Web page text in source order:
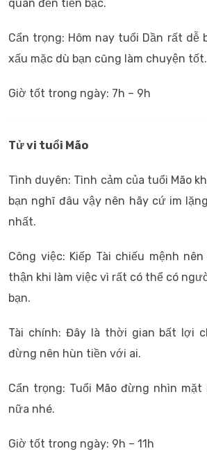
quan đến tiền bạc.
Cẩn trọng: Hôm nay tuổi Dần rất dễ
xấu mặc dù bạn cũng làm chuyện tốt.
Giờ tốt trong ngày: 7h – 9h
Tử vi tuổi Mão
Tình duyên: Tình cảm của tuổi Mão
bạn nghĩ đâu vậy nên hãy cứ im
nhất.
Công việc: Kiếp Tài chiếu mệnh
thận khi làm việc vì rất có thể có
bạn.
Tài chính: Đây là thời gian bất lợi
đừng nên hùn tiền với ai.
Cẩn trọng: Tuổi Mão đừng nhìn
nữa nhé.
Giờ tốt trong ngày: 9h – 11h